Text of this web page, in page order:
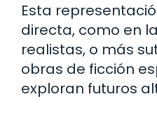
Esta
directa, como en
realistas, o más
obras de ficción
exploran futuros